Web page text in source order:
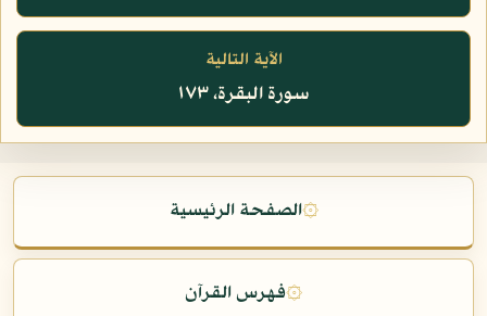
الآية التالية
سورة البقرة، ١٧٣
۞الصفحة الرئيسية
۞فهرس القرآن